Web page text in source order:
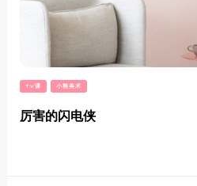
TV课 小熊美术
厉害的闪电侠